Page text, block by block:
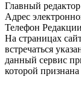
Главный
Адрес
Телефон
На страницах
встречаться
данный сервис
которой